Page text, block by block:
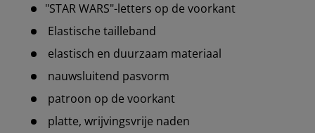
"STAR WARS"-letters op de voorkant
Elastische tailleband
elastisch en duurzaam materiaal
nauwsluitend pasvorm
patroon op de voorkant
platte, wrijvingsvrije naden